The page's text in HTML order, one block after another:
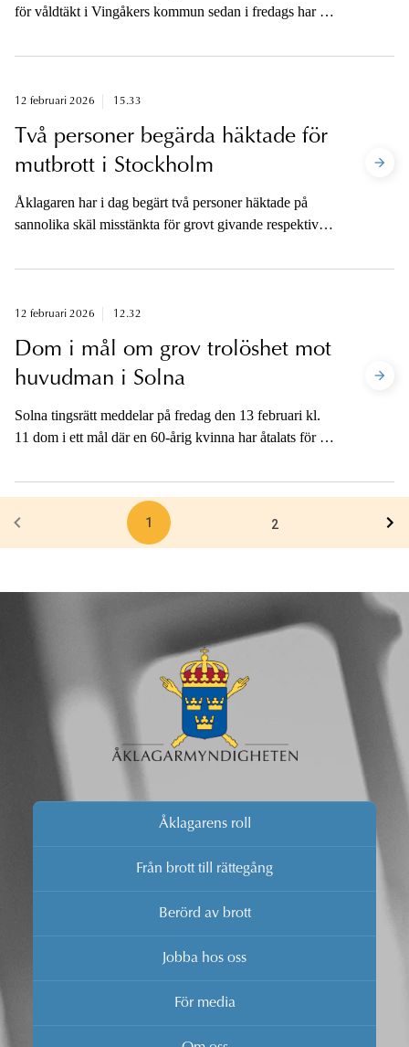
för våldtäkt i Vingåkers kommun sedan i fredags har i
kommer att vara tillgänglig för media på telefon efter att
Nyköpings tingsrätt måndag eftermiddag.
12 februari 2026 15.33
Två personer begärda häktade för
mutbrott i Stockholm
Åklagaren har i dag begärt två personer häktade på
sannolika skäl misstänkta för grovt givande respektive
12 februari 2026 12.32
Dom i mål om grov trolöshet mot
huvudman i Solna
Solna tingsrätt meddelar på fredag den 13 februari kl.
11 dom i ett mål där en 60-årig kvinna har åtalats för att
Solna kommun till egna bankkonton. Kvinnan hade
tidigare en anställning som finanssekreterare hos Solna
kommun där hon hade i uppgift att hantera kommunens
ekonomi.
1 2
Åklagarens roll
Från brott till rättegång
Berörd av brott
Jobba hos oss
För media